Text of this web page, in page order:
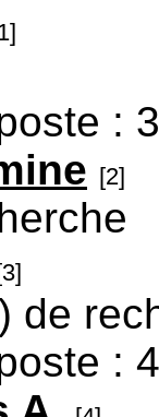
:
[2]
de
: